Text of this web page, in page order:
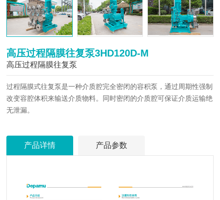
高压过程隔膜往复泵3HD120D-M
高压过程隔膜往复泵
过程隔膜式往复泵是一种介质腔完全密闭的容积泵，通过周期性强制
改变容腔体积来输送介质物料。同时密闭的介质腔可保证介质运输绝
无泄漏。
产品详情 产品参数